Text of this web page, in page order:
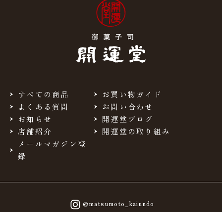
すべての商品
お買い物ガイド
よくある質問
お問い合わせ
お知らせ
開運堂ブログ
店舗紹介
開運堂の取り組み
メールマガジン登
録
@matsumoto_kaiundo